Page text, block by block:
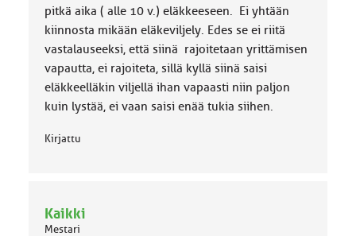
pitkä aika ( alle 10 v.) eläkkeeseen. Ei yhtään
kiinnosta mikään eläkeviljely. Edes se ei riitä
vastalauseeksi, että siinä rajoitetaan yrittämisen
vapautta, ei rajoiteta, sillä kyllä siinä saisi
eläkkeelläkin viljellä ihan vapaasti niin paljon
kuin lystää, ei vaan saisi enää tukia siihen.
Kirjattu
Kaikki
Mestari